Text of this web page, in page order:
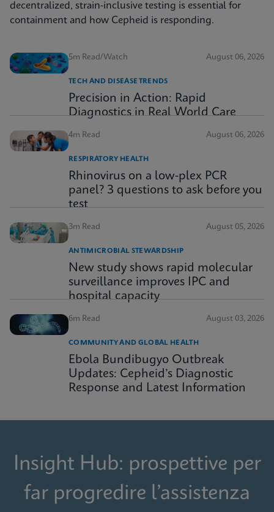
decentralized, strain-inclusive testing is essential for
containment and how Cepheid is responding.
5m Read/Watch August 06, 2026
TECH AND DISEASE TRENDS
Precision in Action: Rapid
Diagnostics in Real World Care
4m Read August 06, 2026
RESPIRATORY HEALTH
Rhinovirus on a low-plex PCR
panel? 3 questions to ask before you
test
3m Read August 05, 2026
ANTIMICROBIAL STEWARDSHIP
New study shows rapid molecular
surveillance improves IPC and
hospital capacity
6m Read August 03, 2026
COMMUNITY AND GLOBAL HEALTH
Ebola Bundibugyo Outbreak
Updates: Cepheid’s Diagnostic
Response and Latest Information
Insight Hub: prospettive per
far progredire l’assistenza